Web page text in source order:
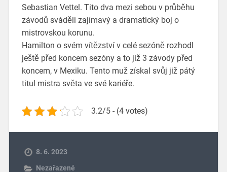
Sebastian Vettel. Tito dva mezi sebou v průběhu
závodů sváděli zajímavý a dramatický boj o
mistrovskou korunu.
Hamilton o svém vítězství v celé sezóně rozhodl
ještě před koncem sezóny a to již 3 závody před
koncem, v Mexiku. Tento muž získal svůj již pátý
titul mistra světa ve své kariéře.
3.2/5 - (4 votes)
8. 6. 2023
Nezařazené